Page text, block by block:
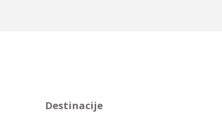
Destinacije